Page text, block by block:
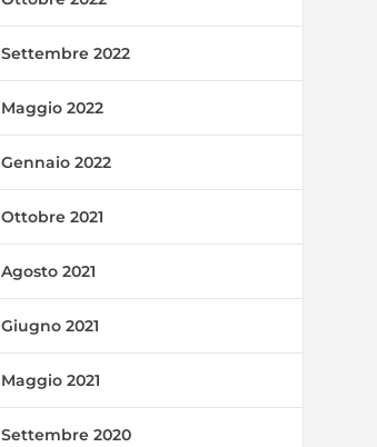
Settembre 2022
Maggio 2022
Gennaio 2022
Ottobre 2021
Agosto 2021
Giugno 2021
Maggio 2021
Settembre 2020